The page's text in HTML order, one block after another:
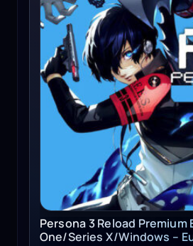
Persona 3 Reload Premium
One/Series X/Windows –